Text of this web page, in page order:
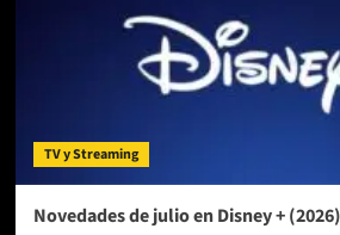
TV y Streaming
Novedades de julio en Disney + (2026)